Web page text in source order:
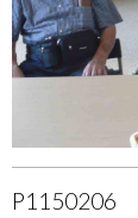
P1150206